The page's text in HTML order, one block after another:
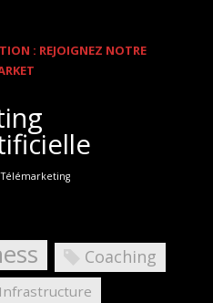
: REJOIGNEZ NOTRE
Télémarketing
Coaching